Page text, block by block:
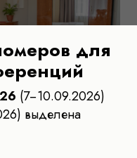
для
(7−10.09.2026)
выделена